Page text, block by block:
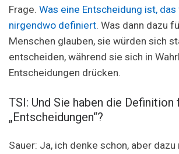
Frage. Was eine Entscheidung ist,
nirgendwo definiert. Was dann dazu
Menschen glauben, sie würden sich
entscheiden, während sie sich in
Entscheidungen drücken.
TSI: Und Sie haben die Definition
„Entscheidungen“?
Sauer: Ja, ich denke schon, aber dazu